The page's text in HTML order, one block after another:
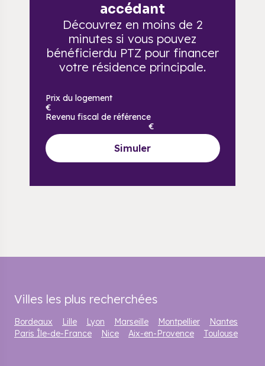
accédant
Découvrez en moins de 2
minutes si vous pouvez
bénéficierdu PTZ pour financer
votre résidence principale.
Prix du logement
€
Revenu fiscal de référence
€
Simuler
Villes les plus recherchées
Bordeaux Lille Lyon Marseille Montpellier
Nantes
Paris Île-de-France
Nice Aix-en-Provence Toulouse